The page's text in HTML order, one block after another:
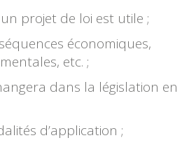
projet de loi est utile ;
économiques,
etc. ;
dans la législation en
d’application ;